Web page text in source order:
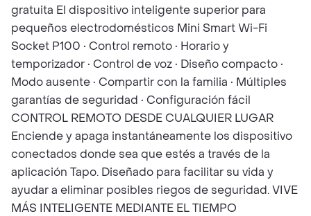
gratuita El dispositivo inteligente superior para
pequeños electrodomésticos Mini Smart Wi-Fi
Socket P100 • Control remoto • Horario y
temporizador • Control de voz • Diseño compacto •
Modo ausente • Compartir con la familia • Múltiples
garantías de seguridad • Configuración fácil
CONTROL REMOTO DESDE CUALQUIER LUGAR
Enciende y apaga instantáneamente los dispositivo
conectados donde sea que estés a través de la
aplicación Tapo. Diseñado para facilitar su vida y
ayudar a eliminar posibles riegos de seguridad. VIVE
MÁS INTELIGENTE MEDIANTE EL TIEMPO